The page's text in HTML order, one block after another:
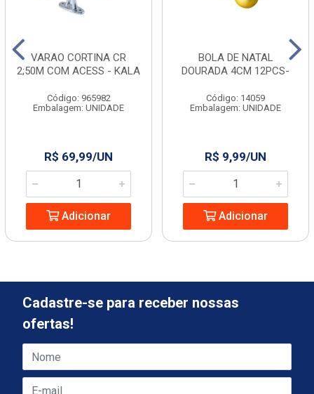
VARAO CORTINA CR
2;50M COM ACESS - KALA
Código: 965982
Embalagem: UNIDADE
R$ 69,99/UN
Adicionar
BOLA DE NATAL
DOURADA 4CM 12PCS-
Código: 14059
Embalagem: UNIDADE
R$ 9,99/UN
Adicionar
Cadastre-se para receber nossas
ofertas!